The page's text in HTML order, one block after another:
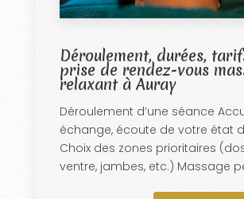
Déroulement, durées,
prise de rendez-vous
relaxant à Auray
Déroulement d’une séance
échange, écoute de votre état
Choix des zones prioritaires
ventre, jambes, etc.) Massage